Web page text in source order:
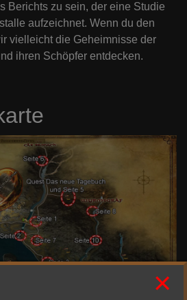
Berichts zu sein, der eine Studie
aufzeichnet. Wenn du den
vielleicht die Geheimnisse der
ihren Schöpfer entdecken.
×